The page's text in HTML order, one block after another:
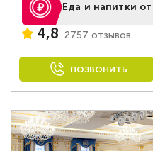
Еда и напитки
4,8 2757 отзывов
ПОЗВОНИТЬ